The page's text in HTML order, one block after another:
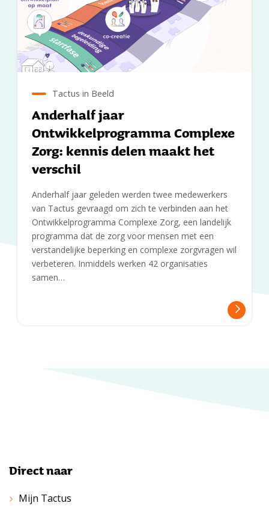
Tactus in Beeld
Anderhalf jaar
Ontwikkelprogramma Complexe
Zorg: kennis delen maakt het
verschil
Anderhalf jaar geleden werden twee medewerkers
van Tactus gevraagd om zich te verbinden aan het
Ontwikkelprogramma Complexe Zorg, een landelijk
programma dat de zorg voor mensen met een
verstandelijke beperking en complexe zorgvragen wil
verbeteren. Inmiddels werken 42 organisaties
samen…
Direct naar
Mijn Tactus